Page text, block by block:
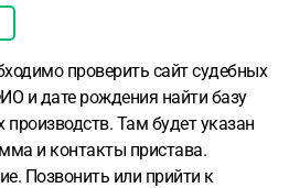
проверить сайт судебных
и дате рождения найти базу
Там будет указан
и контакты пристава.
Позвонить или прийти к